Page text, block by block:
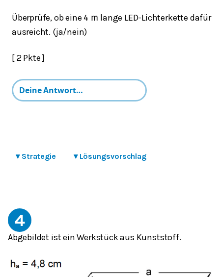
Überprüfe, ob eine4 m lange LED-Lichterkette dafür
ausreicht. (ja/nein)
[ 2 Pkte ]
▾ Strategie ▾ Lösungsvorschlag
4
Abgebildet ist ein Werkstück aus Kunststoff.